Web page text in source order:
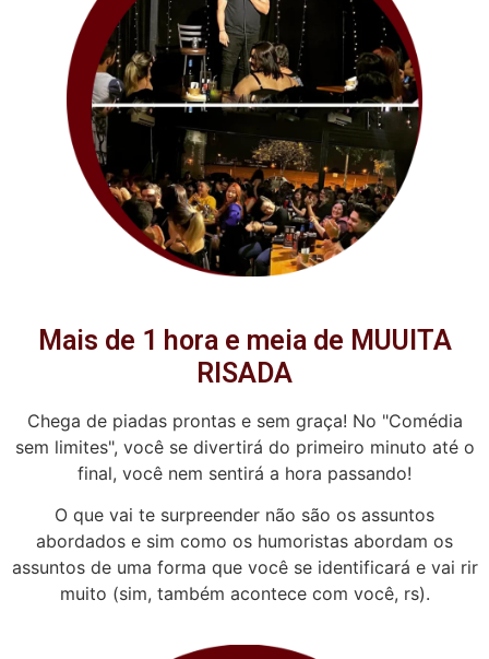
Mais de 1 hora e meia de MUUITA
RISADA
Chega de piadas prontas e sem graça! No "Comédia
sem limites", você se divertirá do primeiro minuto até o
final, você nem sentirá a hora passando!
O que vai te surpreender não são os assuntos
abordados e sim como os humoristas abordam os
assuntos de uma forma que você se identificará e vai rir
muito (sim, também acontece com você, rs).